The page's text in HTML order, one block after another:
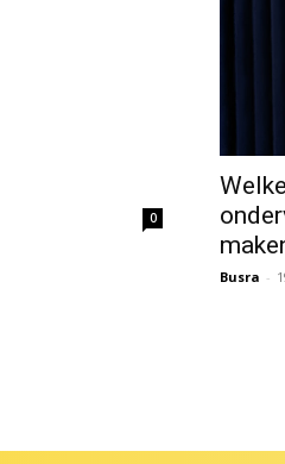
0
Busra -